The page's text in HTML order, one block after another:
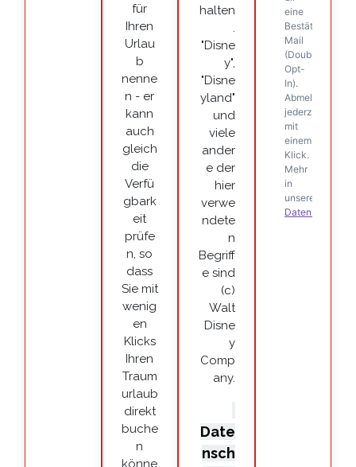
für
Ihren
Urlau
b
nenne
n - er
kann
auch
gleich
die
Verfü
gbark
eit
prüfe
n, so
dass
Sie mit
wenig
en
Klicks
Ihren
Traum
urlaub
direkt
buche
n
könne
halten
.
"Disne
y",
"Disne
yland"
und
viele
ander
e der
hier
verwe
ndete
n
Begriff
e sind
(c)
Walt
Disne
y
Comp
any.
Date
nsch